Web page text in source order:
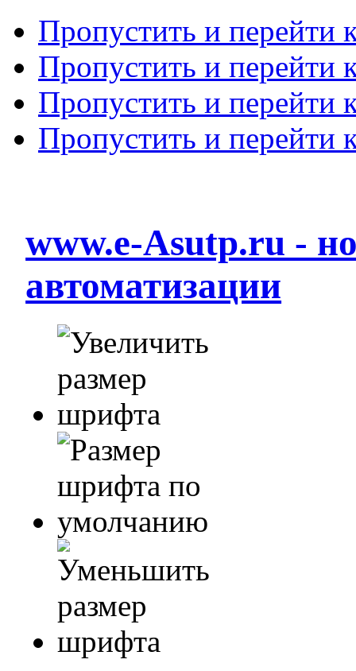
Пропустить и перейти
Пропустить и перейти
Пропустить и перейти
Пропустить и перейти
www.e-Asutp.ru -
автоматизации